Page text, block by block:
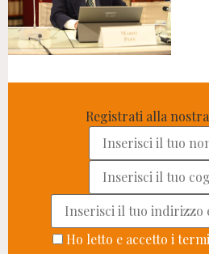
Registrati alla
Ho letto e accetto i